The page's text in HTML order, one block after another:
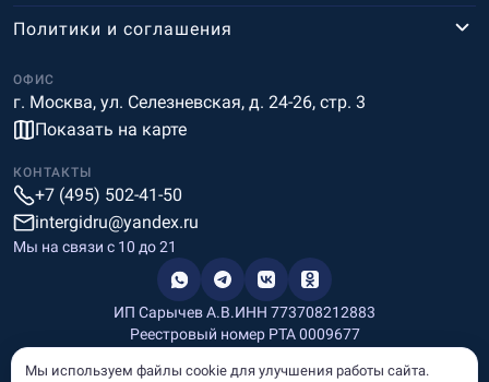
ОФИС
г. Москва, ул. Селезневская, д. 24-26, стр. 3
Показать на карте
Политики и соглашения
КОНТАКТЫ
+7 (495) 502-41-50
intergidru@yandex.ru
Мы на связи c 10 до 21
ИП Сарычев А.В.ИНН 773708212883
Реестровый номер РТА 0009677
Мы используем файлы cookie для улучшения работы сайта.